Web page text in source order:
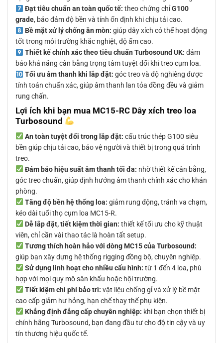
Đạt tiêu chuẩn an toàn quốc tế: theo chứng chỉG100
grade, bảo đảm độ bền và tính ổn định khi chịu tải cao.
Bề mặt xử lý chống ăn mòn: giúp dây xích có thể hoạt động
tốt trong môi trường khắc nghiệt, độ ẩm cao.
Thiết kế chính xác theo tiêu chuẩn Turbosound UK: đảm
bảo khả năng cân bằng trọng tâm tuyệt đối khi treo cụm loa.
Tối ưu âm thanh khi lắp đặt: góc treo và độ nghiêng được
tính toán chuẩn xác, giúp âm thanh lan tỏa đồng đều và giảm
rung chấn.
Lợi ích khi bạn mua MC15-RC Dây xích treo loa
Turbosound
An toàn tuyệt đối trong lắp đặt: cấu trúc thép G100 siêu
bền giúp chịu tải cao, bảo vệ người và thiết bị trong quá trình
treo.
Đảm bảo hiệu suất âm thanh tối đa: nhờ thiết kế cân bằng,
góc treo chuẩn, giúp định hướng âm thanh chính xác cho khán
phòng.
Tăng độ bền hệ thống loa: giảm rung động, tránh va chạm,
kéo dài tuổi thọ cụm loa MC15-R.
Dễ lắp đặt, tiết kiệm thời gian: thiết kế tối ưu cho kỹ thuật
viên, chỉ cần vài thao tác là hoàn tất setup.
Tương thích hoàn hảo với dòng MC15 của Turbosound:
giúp bạn xây dựng hệ thống rigging đồng bộ, chuyên nghiệp.
Sử dụng linh hoạt cho nhiều cấu hình: từ 1 đến 4 loa, phù
hợp với mọi quy mô sân khấu hoặc hội trường.
Tiết kiệm chi phí bảo trì: vật liệu chống gỉ và xử lý bề mặt
cao cấp giảm hư hỏng, hạn chế thay thế phụ kiện.
Khẳng định đẳng cấp chuyên nghiệp: khi bạn chọn thiết bị
chính hãng Turbosound, bạn đang đầu tư cho độ tin cậy và uy
tín thương hiệu quốc tế.